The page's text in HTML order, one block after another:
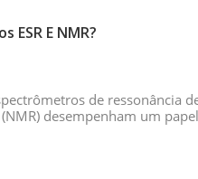
ESR E NMR?
de ressonância
desempenham um